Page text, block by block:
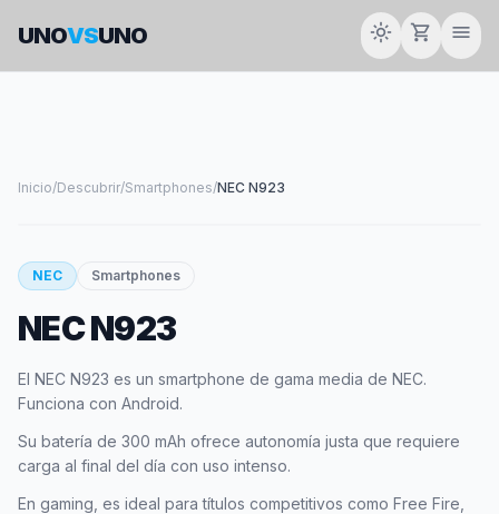
UNOVSUNO light_mode shopping_cart menu
Inicio/Descubrir/Smartphones/NEC N923
smartphone
NEC
NEC Smartphones
NEC N923
El NEC N923 es un smartphone de gama media de NEC.
Funciona con Android.
Su batería de 300 mAh ofrece autonomía justa que requiere
carga al final del día con uso intenso.
En gaming, es ideal para títulos competitivos como Free Fire,